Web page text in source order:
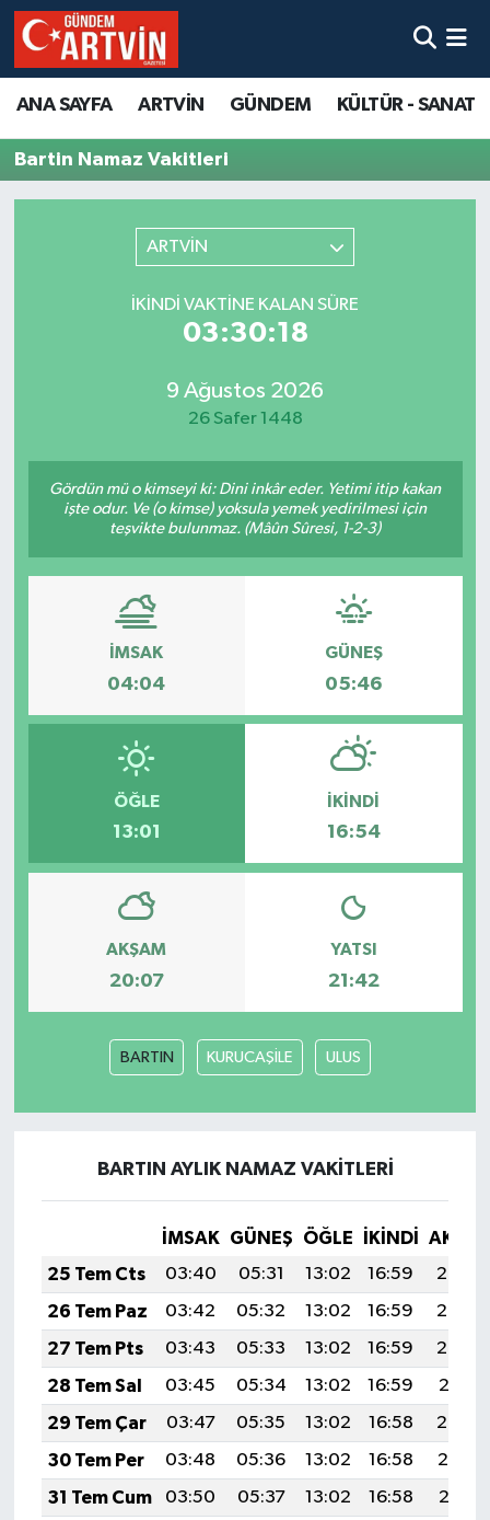
ANA SAYFA ARTVİN GÜNDEM KÜLTÜR - SANAT
Bartin Namaz Vakitleri
ARTVİN
İKINDI VAKTINE KALAN SÜRE
03:30:18
9 Ağustos 2026
26 Safer 1448
Gördün mü o kimseyi ki: Dini inkâr eder. Yetimi itip kakan
işte odur. Ve (o kimse) yoksula yemek yedirilmesi için
teşvikte bulunmaz. (Mâûn Sûresi, 1-2-3)
İMSAK
04:04
GÜNEŞ
05:46
ÖĞLE
13:01
İKINDI
16:54
AKŞAM
20:07
YATSI
21:42
BARTIN KURUCAŞİLE ULUS
BARTIN AYLIK NAMAZ VAKITLERI
İMSAK GÜNEŞ ÖĞLE İKINDI
25 Tem Cts
03:40 05:31 13:02 16:59
20:23
26 Tem Paz
03:42 05:32 13:02 16:59
20:23
27 Tem Pts
03:43 05:33 13:02 16:59
20:22
28 Tem Sal
03:45 05:34 13:02 16:59
20:21
29 Tem Çar
03:47 05:35 13:02 16:58
20:20
30 Tem Per
03:48 05:36 13:02 16:58
20:19
31 Tem Cum
03:50 05:37 13:02 16:58
20:17